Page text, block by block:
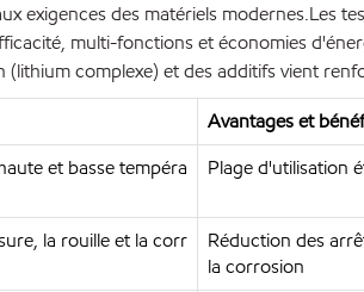
exigences des matériels modernes.Les
multi-fonctions et économies
(lithium complexe) et des additifs vient
Avantages et
et basse tempéra
Plage d'utilisation
la rouille et la corr
Réduction des
la corrosion